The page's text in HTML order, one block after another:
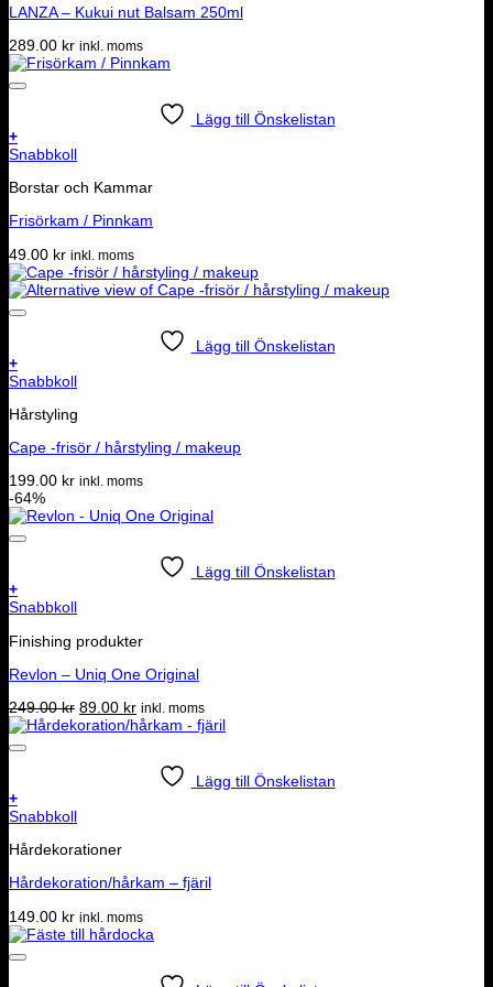
LANZA – Kukui nut Balsam 250ml
289.00 kr inkl. moms
Lägg till Önskelistan
+
Snabbkoll
Borstar och Kammar
Frisörkam / Pinnkam
49.00 kr inkl. moms
Lägg till Önskelistan
+
Snabbkoll
Hårstyling
Cape -frisör / hårstyling / makeup
199.00 kr inkl. moms
-64%
Lägg till Önskelistan
+
Snabbkoll
Finishing produkter
Revlon – Uniq One Original
249.00kr Det
ursprungliga
89.00 krDet
nuvarande
89.00 kr.
inkl. moms
Lägg till Önskelistan
+
Snabbkoll
Hårdekorationer
Hårdekoration/hårkam – fjäril
149.00 kr inkl. moms